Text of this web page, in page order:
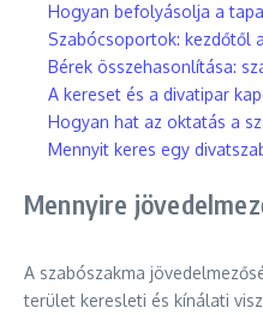
Hogyan befolyásolja a
Szabócsoportok: kezdőtől
Bérek összehasonlítása:
A kereset és a divatipar
Hogyan hat az oktatás a
Mennyit keres egy
Mennyire
A szabószakma
terület keresleti és kínálati